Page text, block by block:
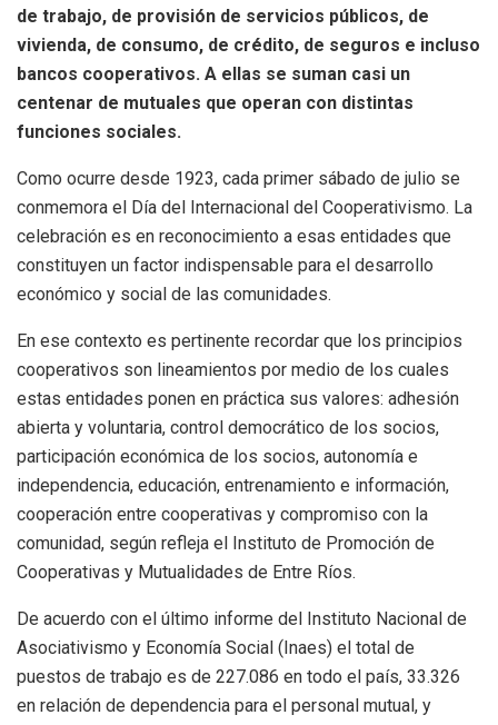
de trabajo, de provisión de servicios públicos, de
vivienda, de consumo, de crédito, de seguros e incluso
bancos cooperativos. A ellas se suman casi un
centenar de mutuales que operan con distintas
funciones sociales.
Como ocurre desde 1923, cada primer sábado de julio se
conmemora el Día del Internacional del Cooperativismo. La
celebración es en reconocimiento a esas entidades que
constituyen un factor indispensable para el desarrollo
económico y social de las comunidades.
En ese contexto es pertinente recordar que los principios
cooperativos son lineamientos por medio de los cuales
estas entidades ponen en práctica sus valores: adhesión
abierta y voluntaria, control democrático de los socios,
participación económica de los socios, autonomía e
independencia, educación, entrenamiento e información,
cooperación entre cooperativas y compromiso con la
comunidad, según refleja el Instituto de Promoción de
Cooperativas y Mutualidades de Entre Ríos.
De acuerdo con el último informe del Instituto Nacional de
Asociativismo y Economía Social (Inaes) el total de
puestos de trabajo es de 227.086 en todo el país, 33.326
en relación de dependencia para el personal mutual, y